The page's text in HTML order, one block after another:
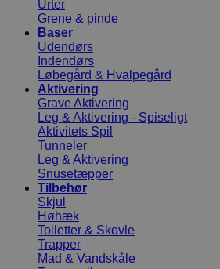
Urter
Grene & pinde
Baser
Udendørs
Indendørs
Løbegård & Hvalpegård
Aktivering
Grave Aktivering
Leg & Aktivering - Spiseligt
Aktivitets Spil
Tunneler
Leg & Aktivering
Snusetæpper
Tilbehør
Skjul
Høhæk
Toiletter & Skovle
Trapper
Mad & Vandskåle